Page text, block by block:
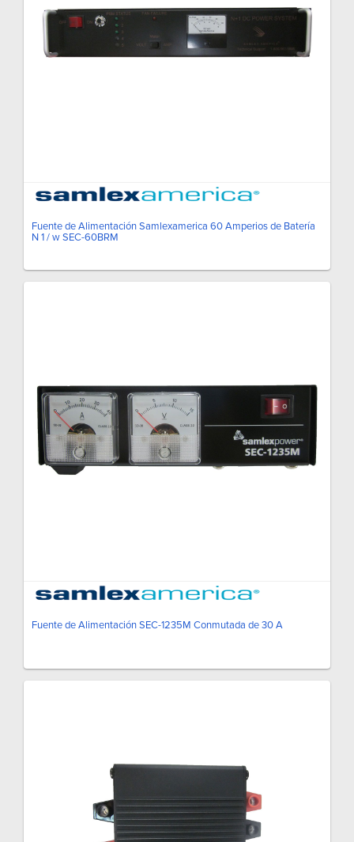
Fuente de Alimentación Samlexamerica 60 Amperios de Batería
N 1 / w SEC-60BRM
Fuente de Alimentación SEC-1235M Conmutada de 30 A